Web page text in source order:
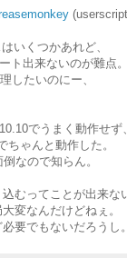
いくつかあれど、
ト出来ないのが難点。
したいのにー、
でうまく動作せず、
ゃんと動作した。
なので知らん。
むってことが出来な
変なんだけどねぇ。
要でもないだろうし。